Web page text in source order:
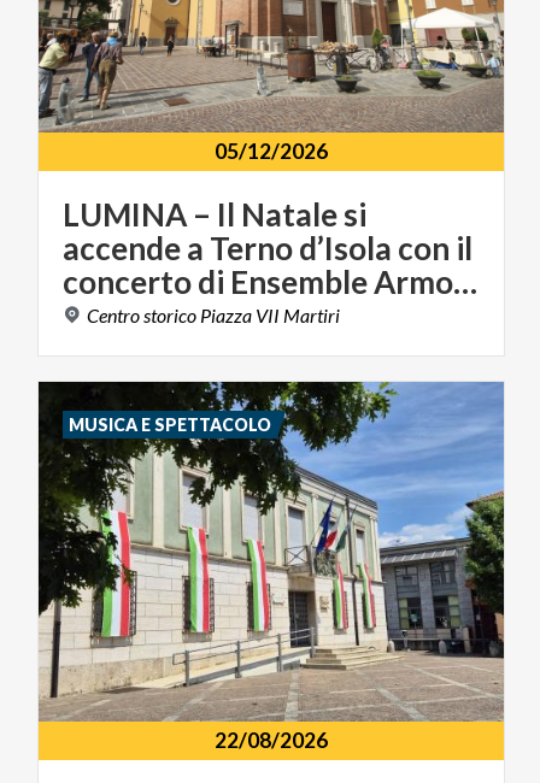
05/12/2026
LUMINA – Il Natale si
accende a Terno d’Isola con il
concerto di Ensemble Armonie
Centrostorico Piazza VII Martiri
22/08/2026
MUSICA E SPETTACOLO